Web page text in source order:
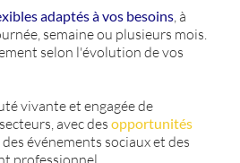
adaptés à vos besoins, à
semaine ou plusieurs mois.
selon l'évolution de vos
vivante et engagée de
avec des opportunités
des événements sociaux et des
professionnel.